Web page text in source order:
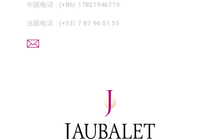
中国电话 : (+86) 17821946719
法国电话 : (+33) 7 87 96 51 55